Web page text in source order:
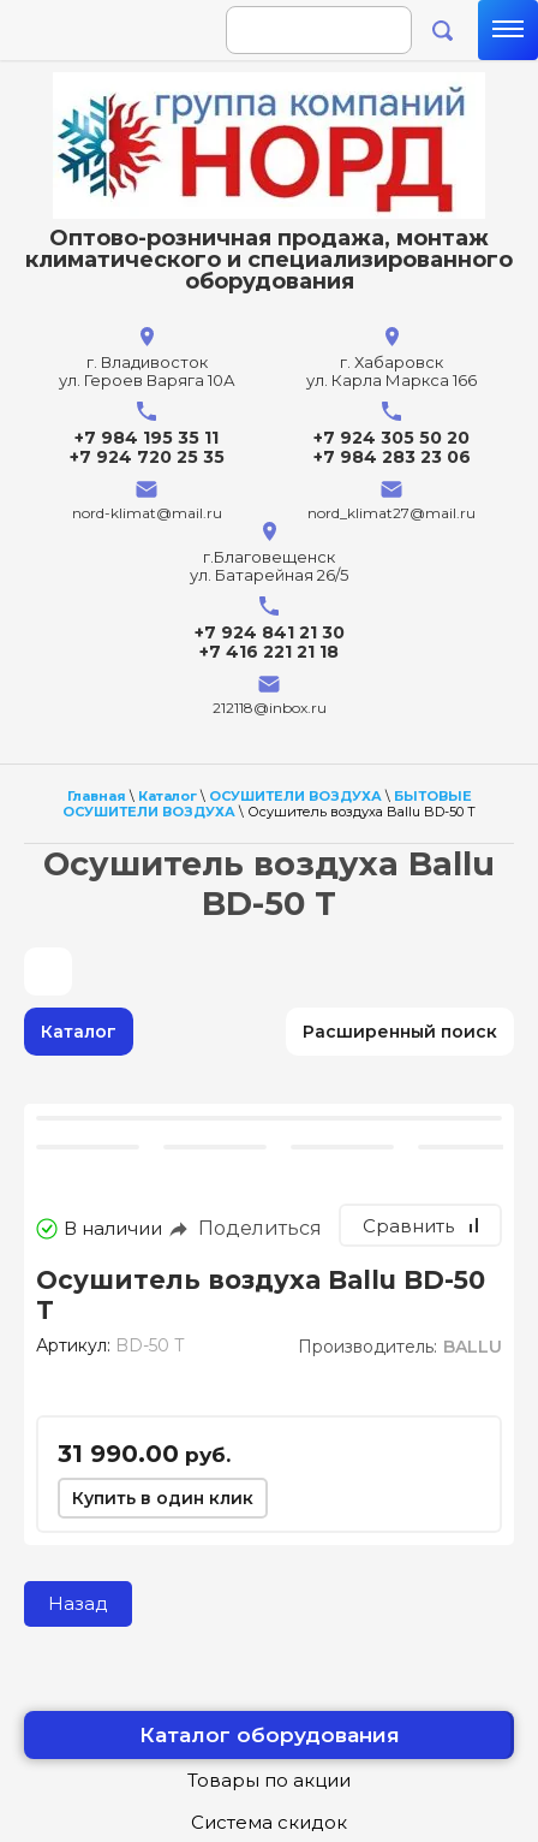
Оптово-розничная продажа, монтаж
климатического и специализированного
оборудования
г. Владивосток
ул. Героев Варяга 10А
+7 984 195 35 11
+7 924 720 25 35
nord-klimat@mail.ru
г. Хабаровск
ул. Карла Маркса 166
+7 924 305 50 20
+7 984 283 23 06
nord_klimat27@mail.ru
г.Благовещенск
ул. Батарейная 26/5
+7 924 841 21 30
+7 416 221 21 18
212118@inbox.ru
Каталог оборудования
Товары по акции
Система скидок
Главная \ Каталог\ ОСУШИТЕЛИ ВОЗДУХА\ БЫТОВЫЕ
ОСУШИТЕЛИ ВОЗДУХА \ Осушитель воздуха Ballu BD-50 T
Осушитель воздуха Ballu
BD-50 T
Каталог Расширенный поиск
В наличии Поделиться Сравнить
Осушитель воздуха Ballu BD-50
T
Артикул: BD-50 T Производитель: BALLU
31 990.00 руб.
Купить в один клик
Назад